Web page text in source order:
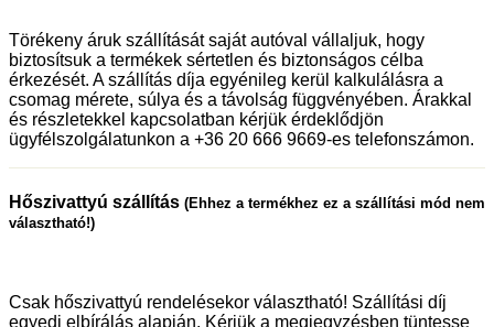
Törékeny áruk szállítását saját autóval vállaljuk, hogy
biztosítsuk a termékek sértetlen és biztonságos célba
érkezését. A szállítás díja egyénileg kerül kalkulálásra a
csomag mérete, súlya és a távolság függvényében. Árakkal
és részletekkel kapcsolatban kérjük érdeklődjön
ügyfélszolgálatunkon a +36 20 666 9669-es telefonszámon.
Hőszivattyú szállítás (Ehhez a termékhez ez a szállítási mód nem
választható!)
Csak hőszivattyú rendelésekor választható! Szállítási díj
egyedi elbírálás alapján. Kérjük a megjegyzésben tüntesse